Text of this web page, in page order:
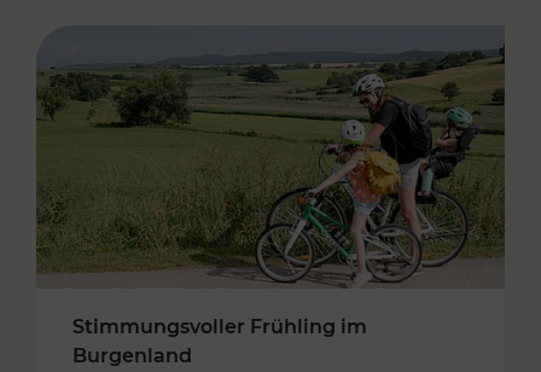
Stimmungsvoller Frühling im
Burgenland